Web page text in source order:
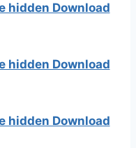
hidden Download
hidden Download
hidden Download